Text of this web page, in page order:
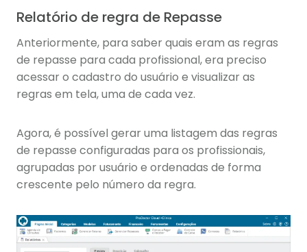
Relatório de regra de Repasse
Anteriormente, para saber quais eram as regras
de repasse para cada profissional, era preciso
acessar o cadastro do usuário e visualizar as
regras em tela, uma de cada vez.
Agora, é possível gerar uma listagem das regras
de repasse configuradas para os profissionais,
agrupadas por usuário e ordenadas de forma
crescente pelo número da regra.